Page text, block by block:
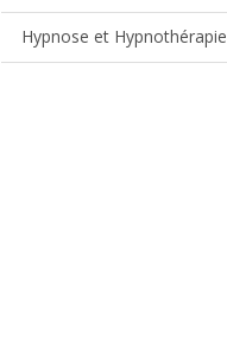
Hypnose et Hypnothérapie